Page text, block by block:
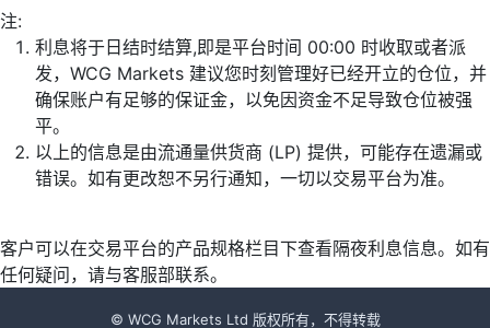
注:
利息将于日结时结算,即是平台时间 00:00 时收取或者派
发，WCG Markets 建议您时刻管理好已经开立的仓位，并
确保账户有足够的保证金，以免因资金不足导致仓位被强
平。
以上的信息是由流通量供货商 (LP) 提供，可能存在遗漏或
错误。如有更改恕不另行通知，一切以交易平台为准。
客户可以在交易平台的产品规格栏目下查看隔夜利息信息。如有
任何疑问，请与客服部联系。
© WCG Markets Ltd 版权所有，不得转载